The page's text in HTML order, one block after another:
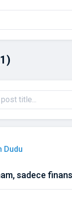
Dudu
sadece